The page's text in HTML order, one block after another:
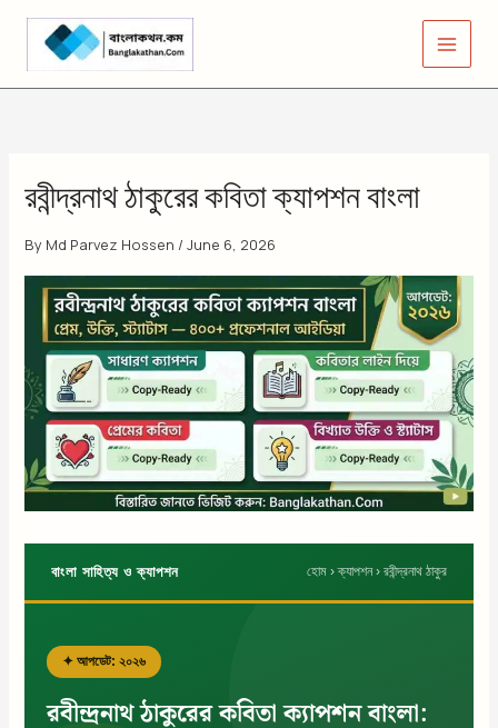
Skip
content
রবীন্দ্রনাথ ঠাকুরের কবিতা ক্যাপশন বাংলা
By Md Parvez Hossen /June 6, 2026
বাংলা সাহিত্য ও ক্যাপশন হোম › ক্যাপশন › রবীন্দ্রনাথ ঠাকুর
✦ আপডেট: ২০২৬
রবীন্দ্রনাথ ঠাকুরের কবিতা ক্যাপশন বাংলা: